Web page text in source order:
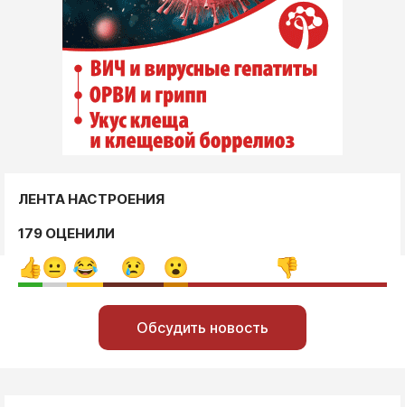
ЛЕНТА НАСТРОЕНИЯ
179 ОЦЕНИЛИ
Обсудить новость